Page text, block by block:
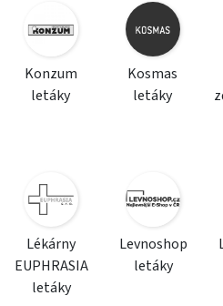
Konzum
letáky
Kosmas
letáky
Lékárny
EUPHRASIA
letáky
Levnoshop
letáky